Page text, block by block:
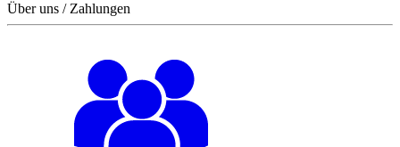
Über uns / Zahlungen